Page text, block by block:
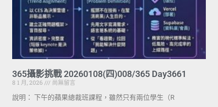
365攝影挑戰 20260108(四)008/365 Day3661
8 1 月, 2026
尚無留言
說明： 下午的蘋果總裁班課程，雖然只有兩位學生（R